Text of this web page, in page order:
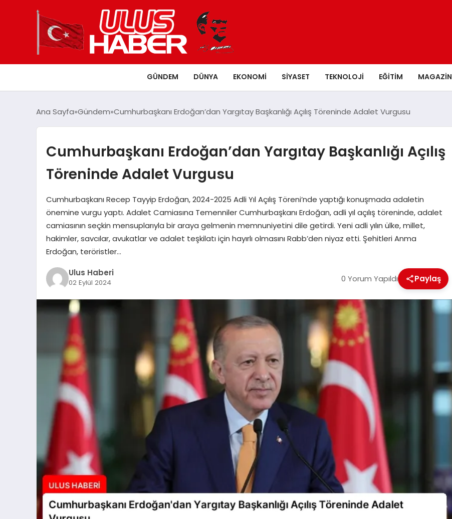
GÜNDEM DÜNYA EKONOMI SIYASET TEKNOLOJI EĞITIM MAGAZIN
Ana Sayfa Gündem Cumhurbaşkanı Erdoğan’dan Yargıtay Başkanlığı Açılış Töreninde Adalet Vurgusu
Cumhurbaşkanı Erdoğan’dan Yargıtay Başkanlığı Açılış
Töreninde Adalet Vurgusu
Cumhurbaşkanı Recep Tayyip Erdoğan, 2024-2025 Adli Yıl Açılış Töreni’nde yaptığı konuşmada adaletin
önemine vurgu yaptı. Adalet Camiasına Temenniler Cumhurbaşkanı Erdoğan, adli yıl açılış töreninde, adalet
camiasının seçkin mensuplarıyla bir araya gelmenin memnuniyetini dile getirdi. Yeni adli yılın ülke, millet,
hakimler, savcılar, avukatlar ve adalet teşkilatı için hayırlı olmasını Rabb’den niyaz etti. Şehitleri Anma
Erdoğan, teröristler…
Ulus Haberi
02 Eylül 2024 0 Yorum Yapıldı Paylaş